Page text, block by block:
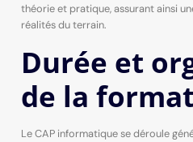
théorie et pratique, assurant ainsi
réalités du terrain.
Durée et
de la
Le CAP informatique se déroule